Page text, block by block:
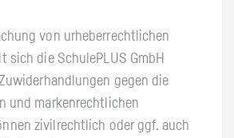
von urheberrechtlichen
sich die SchulePLUS GmbH
gegen die
und markenrechtlichen
zivilrechtlich oder ggf. auch